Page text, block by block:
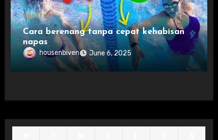
Sports
Cara berenang tanpa cepat kehabisan
napas
housenbiven June 6, 2025